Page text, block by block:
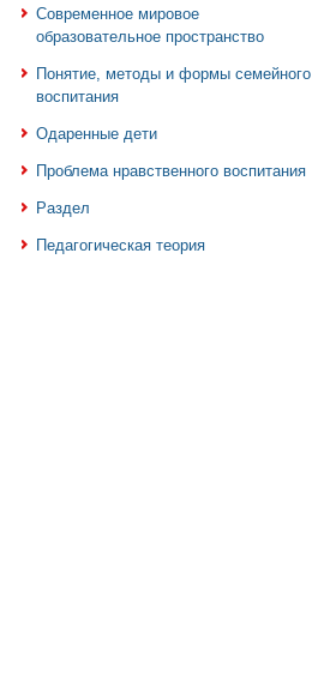
Современное мировое
образовательное пространство
Понятие, методы и формы семейного
воспитания
Одаренные дети
Проблема нравственного воспитания
Раздел
Педагогическая теория